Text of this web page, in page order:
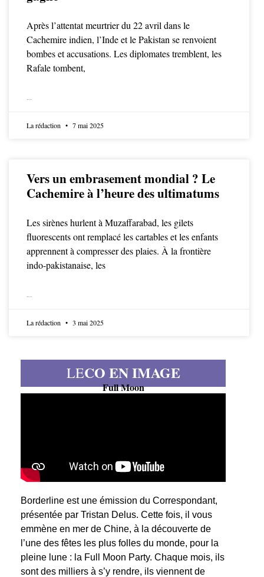
Après l’attentat meurtrier du 22 avril dans le
Cachemire indien, l’Inde et le Pakistan se renvoient
bombes et accusations. Les diplomates tremblent, les
Rafale tombent,
La rédaction 7 mai 2025
Vers un embrasement mondial ? Le
Cachemire à l’heure des ultimatums
Les sirènes hurlent à Muzaffarabad, les gilets
fluorescents ont remplacé les cartables et les enfants
apprennent à compresser des plaies. À la frontière
indo-pakistanaise, les
La rédaction 3 mai 2025
LECO EN IMAGE
Full Moon
Borderline est une émission du Correspondant,
présentée par Tristan Delus. Cette fois, il vous
emmène en mer de Chine, à la découverte de
l’une des fêtes les plus folles du monde, pour la
pleine lune : la Full Moon Party. Chaque mois, ils
sont des milliers à s’y rendre, ils viennent de